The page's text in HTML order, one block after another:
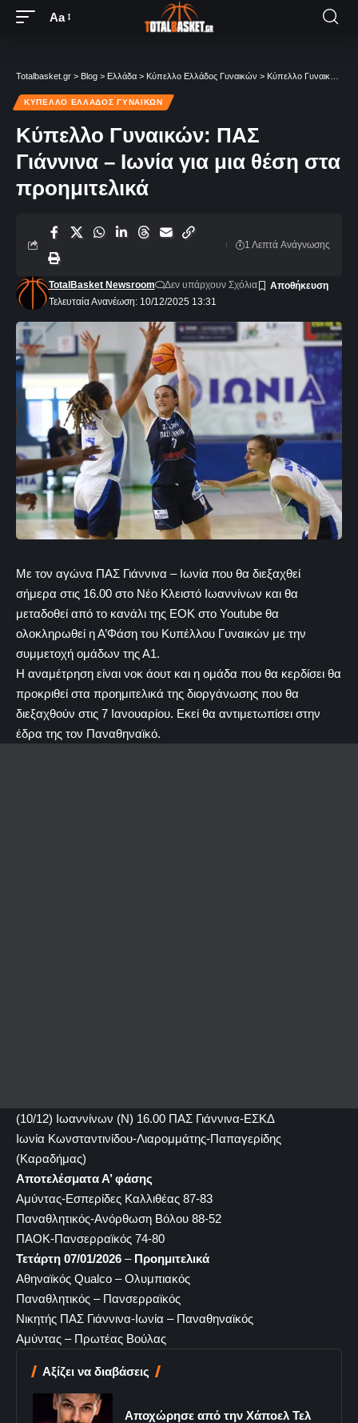
Aa
Totalbasket.gr > Blog > Ελλάδα > Κύπελλο Ελλάδος Γυναικών > Κύπελλο Γυναικών: ΠΑΣ Γιάννινα – Ιωνία για μια θέση στα προημιτελικά
ΚΎΠΕΛΛΟ ΕΛΛΆΔΟΣ ΓΥΝΑΙΚΏΝ
Κύπελλο Γυναικών: ΠΑΣ
Γιάννινα – Ιωνία για μια θέση στα
προημιτελικά
Τελευταία Ανανέωση: 10/12/2025 13:31
TotalBasket Newsroom Δεν υπάρχουν Σχόλια
1 Λεπτά Aνάγνωσης
Με τον αγώνα ΠΑΣ Γιάννινα – Ιωνία που θα διεξαχθεί
σήμερα στις 16.00 στο Νέο Κλειστό Ιωαννίνων και θα
μεταδοθεί από το κανάλι της ΕΟΚ στο Youtube θα
ολοκληρωθεί η Α’Φάση του Κυπέλλου Γυναικών με την
συμμετοχή ομάδων της Α1.
Η αναμέτρηση είναι νοκ άουτ και η ομάδα που θα κερδίσει θα
προκριθεί στα προημιτελικά της διοργάνωσης που θα
διεξαχθούν στις 7 Ιανουαρίου. Εκεί θα αντιμετωπίσει στην
έδρα της τον Παναθηναϊκό.
(10/12) Ιωαννίνων (Ν) 16.00 ΠΑΣ Γιάννινα-ΕΣΚΔ
Ιωνία Κωνσταντινίδου-Λιαρομμάτης-Παπαγερίδης
(Καραδήμας)
Αποτελέσματα Α’ φάσης
Αμύντας-Εσπερίδες Καλλιθέας 87-83
Παναθλητικός-Ανόρθωση Βόλου 88-52
ΠΑΟΚ-Πανσερραϊκός 74-80
Τετάρτη 07/01/2026 – Προημιτελικά
Αθηναϊκός Qualco – Ολυμπιακός
Παναθλητικός – Πανσερραϊκός
Νικητής ΠΑΣ Γιάννινα-Ιωνία – Παναθηναϊκός
Αμύντας – Πρωτέας Βούλας
Αξίζει να διαβάσεις
Αποχώρησε από την Χάποελ Τελ